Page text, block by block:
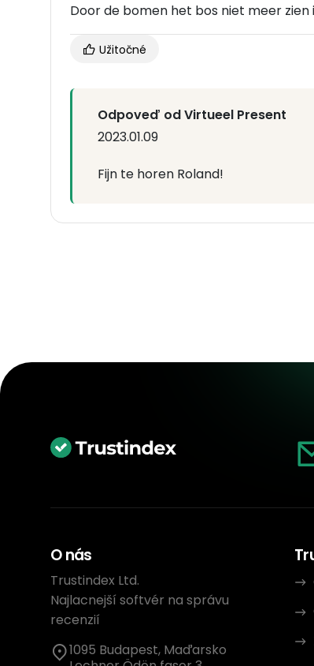
Door de bomen het bos niet meer zien
Užitočné
Odpoveď od Virtueel Present
2023.01.09
Fijn te horen Roland!
O nás
Trustindex Ltd.
Najlacnejší softvér na správu
recenzií
1095 Budapest, Maďarsko